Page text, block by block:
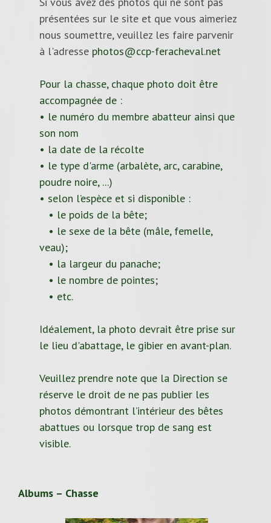
présentées sur le site et que vous aimeriez
nous soumettre, veuillez les faire parvenir
à l'adresse photos@ccp-feracheval.net
Pour la chasse, chaque photo doit être
accompagnée de :
• le numéro du membre abatteur ainsi que
son nom
• la date de la récolte
• le type d'arme (arbalète, arc, carabine,
poudre noire, ...)
• selon l’espèce et si disponible :
• le poids de la bête;
• le sexe de la bête (mâle, femelle,
veau);
• la largeur du panache;
• le nombre de pointes;
• etc.
Idéalement, la photo devrait être prise sur
le lieu d'abattage, le gibier en avant-plan.
Veuillez prendre note que la Direction se
réserve le droit de ne pas publier les
photos démontrant l’intérieur des bêtes
abattues ou lorsque trop de sang est
visible.
Albums – Chasse